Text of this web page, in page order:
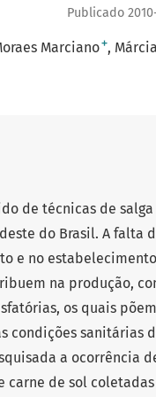
Publicado
Marciano+
de técnicas de
do Brasil. A falta
e no
na produção,
os quais
condições sanitárias
a ocorrência
carne de sol coletadas